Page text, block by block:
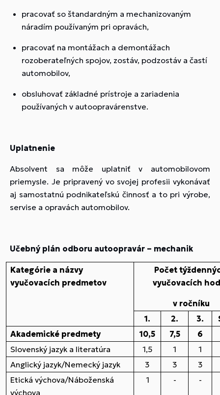
pracovať so štandardným a mechanizovaným
náradím používaným pri opravách,
pracovať na montážach a demontážach
rozoberateľných spojov, zostáv, podzostáv a častí
automobilov,
obsluhovať základné prístroje a zariadenia
používaných v autoopravárenstve.
Uplatnenie
Absolvent sa môže uplatniť v automobilovom
priemysle. Je pripravený vo svojej profesii vykonávať
aj samostatnú podnikateľskú činnosť a to pri výrobe,
servise a opravách automobilov.
Učebný plán odboru autoopravár – mechanik
Kategórie a názvy
vyučovacích predmetov
Počet
vyučovacích
v ročníku
1.
2. 3.
Akademické predmety
10,5 7,5
6
Slovenský jazyk a literatúra
1,5 1
1
Anglický jazyk/Nemecký jazyk
3 3
3
Etická výchova/Náboženská
výchova
1 - -